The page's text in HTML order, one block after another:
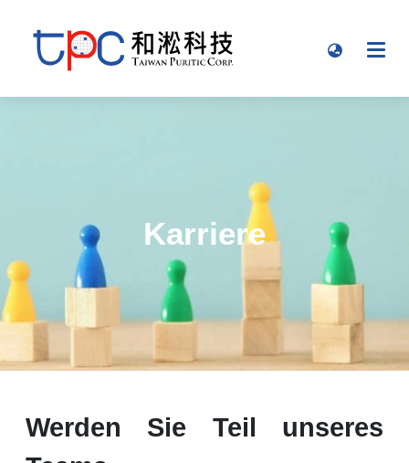
Karriere
Werden Sie Teil unseres